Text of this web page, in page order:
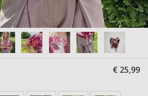
€ 25,99